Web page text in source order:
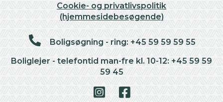
Cookie- og privatlivspolitik
(hjemmesidebesøgende)
Boligsøgning - ring: +45 59 59 59 55
Boliglejer - telefontid man-fre kl. 10-12: +45 59 59
59 45